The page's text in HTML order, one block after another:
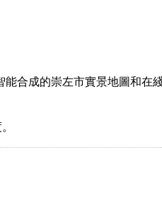
合成的崇左市實景地圖和在